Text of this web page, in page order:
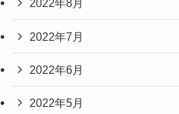
2022年8月
2022年7月
2022年6月
2022年5月